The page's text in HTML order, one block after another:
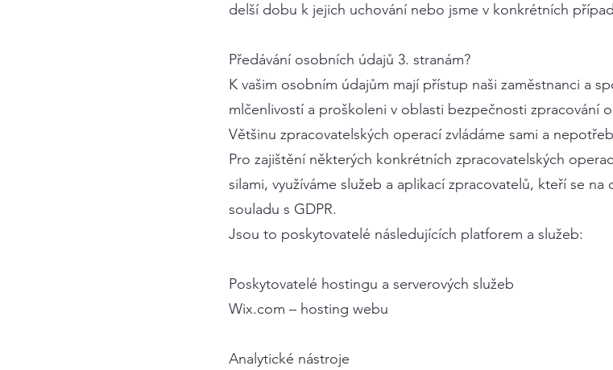
delší dobu k jejich uchování nebo jsme v konkrétních
Předávání osobních údajů 3. stranám?
K vašim osobním údajům mají přístup naši zaměstnanci a
mlčenlivostí a proškoleni v oblasti bezpečnosti zpracování
Většinu zpracovatelských operací zvládáme sami a
Pro zajištění některých konkrétních zpracovatelských
silami, využíváme služeb a aplikací zpracovatelů, kteří se
souladu s GDPR.
Jsou to poskytovatelé následujících platforem a služeb:
Poskytovatelé hostingu a serverových služeb
Wix.com – hosting webu
Analytické nástroje